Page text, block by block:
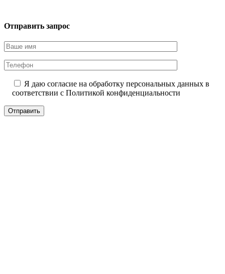
Отправить запрос
Я даю согласие на обработку персональных данных в
соответствии с Политикой конфиденциальности